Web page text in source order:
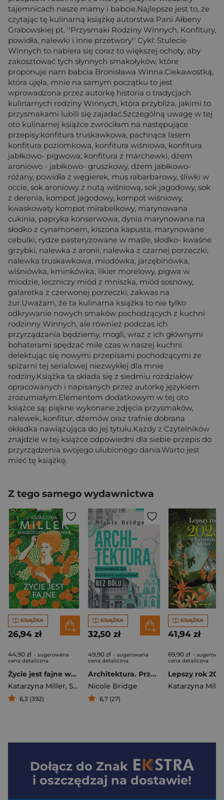
tajemnicach nasze mamy i babcie.Najlepsze jest to, że
czytając tę kulinarną książkę autorstwa Pani Ałbeny
Grabowskiej pt. ''Przysmaki Rodziny Winnych. Konfitury,
powidła, nalewki i inne przetwory'' Cykl: Stulecie
Winnych to nabiera się coraz to większej ochoty, aby
zakosztować tych słynnych smakołyków, które
proponuje nam babcia Bronisława Winna.Ciekawostką,
która ujęła, mnie na samym początku to jest
wprowadzona przez autorkę historia o tradycjach
kulinarnych rodziny Winnych, która przybliża, jakimi to
przysmakami lubili się zajadać.Szczególną uwagę w tej
oto kulinarnej książce zwróciłam na następujące
przepisy:konfitura truskawkowa, pachnąca lasem
konfitura poziomkowa, konfitura wiśniowa, konfitura
jabłkowo- pigwowa, konfitura z marchewki, dżem
aroniowo - jabłkowo- gruszkowy, dżem jabłkowo-
różany, powidła z węgierek, mus rabarbarowy, śliwki w
occie, sok aroniowy z nutą wiśniową, sok jagodowy, sok
z derenia, kompot jagodowy, kompot wiśniowy,
kwaskowaty kompot mirabelkowy, marynowana
cukinia, papryka konserwowa, dynia marynowana na
słodko z cynamonem, kiszona kapusta, marynowane
cebulki, rydze pasteryzowane w maśle, słodko- kwaśne
grzybki, nalewka z aronii, nalewka z czarnej porzeczki,
nalewka truskawkowa, miodówka, jarzębinówka,
wiśniówka, kminkówka, likier morelowy, pigwa w
miodzie, leczniczy miód z mniszka, miód sosnowy,
galaretka z czerwonej porzeczki, zakwas na
żur.Uważam, że ta kulinarna książka to nie tylko
odkrywanie nowych smaków pochodzących z kuchni
rodzinny Winnych, ale również podczas ich
przyrządzania będziemy, mogli, wraz z ich głównymi
bohaterami spędzać mile czas w naszej kuchni
delektując się nowymi przepisami pochodzącymi ze
spiżarni tej serialowej niezwykłej dla mnie
rodziny.Książka ta składa się z siedmiu rozdziałów
opracowanych i napisanych przez autorkę językiem
zrozumiałym.Elementem dodatkowym w tej oto
książce są: piękne wykonane zdjęcia przysmaków,
nalewek, konfitur, dżemów oraz trafnie dobrana
okładka nawiązująca do jej tytułu.Każdy z Czytelników
znajdzie w tej książce odpowiedni dla siebie przepis do
przyrządzenia swojego ulubionego dania.Warto jest
mieć tę książkę.
Z tego samego wydawnictwa
KSIĄŻKA
26,94 zł
44,90 zł - sugerowana
cena detaliczna
Życie jest fajne wyd. 2025
Katarzyna Miller, Szcześniak Małgorzata
6,3 (392)
KSIĄŻKA
32,50 zł
49,90 zł - sugerowana
cena detaliczna
Architektura. Przewodnik dla lubiących rozkminiać bez bólu
Nicole Bridge
6,7 (27)
KSIĄŻKA
41,94 zł
69,90 zł -
cena detaliczna
Katarzyna
Dołącz do Znak
i oszczędzaj na dostawie!